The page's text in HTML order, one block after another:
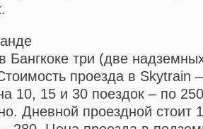
Бангкоке три (две
проезда в Skytrain
10, 15 и 30 поездок – по
Дневной проездной стоит